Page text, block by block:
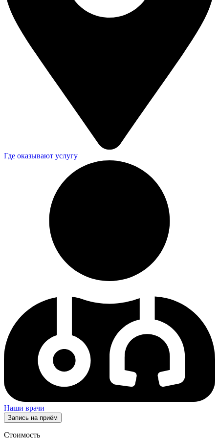
Где оказывают услугу
Наши врачи
Запись на приём
Стоимость